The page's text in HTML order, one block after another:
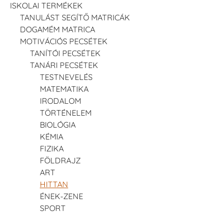
ISKOLAI TERMÉKEK
TANULÁST SEGÍTŐ MATRICÁK
DOGAMÉM MATRICA
MOTIVÁCIÓS PECSÉTEK
TANÍTÓI PECSÉTEK
TANÁRI PECSÉTEK
TESTNEVELÉS
MATEMATIKA
IRODALOM
TÖRTÉNELEM
BIOLÓGIA
KÉMIA
FIZIKA
FÖLDRAJZ
ART
HITTAN
ÉNEK-ZENE
SPORT